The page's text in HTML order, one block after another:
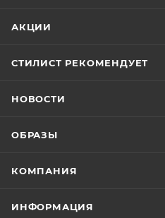
АКЦИИ
СТИЛИСТ РЕКОМЕНДУЕТ
НОВОСТИ
ОБРАЗЫ
КОМПАНИЯ
ИНФОРМАЦИЯ